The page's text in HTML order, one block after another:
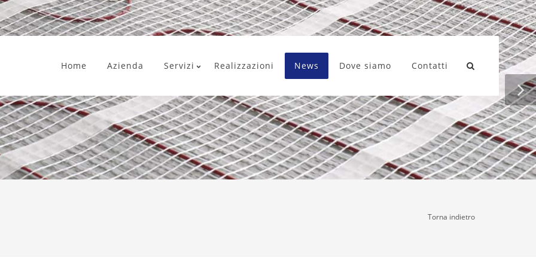
Home Azienda Servizi Realizzazioni News Dove siamo Contatti
Torna indietro